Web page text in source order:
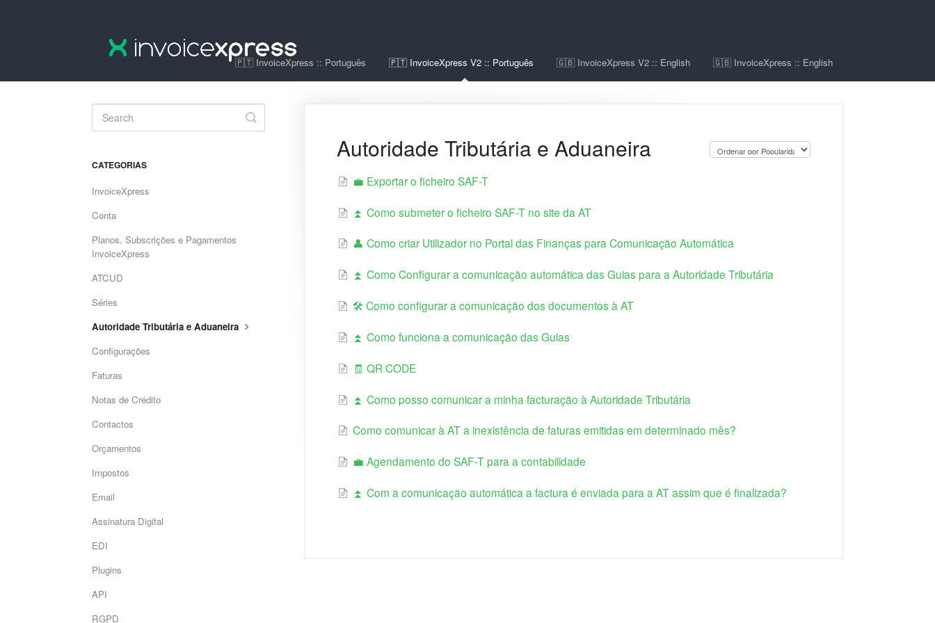
🇵🇹 InvoiceXpress :: Português 🇵🇹 InvoiceXpress V2 :: Português 🇬🇧 InvoiceXpress V2 :: English 🇬🇧 InvoiceXpress :: English
Autoridade Tributária e Aduaneira
💼 Exportar o ficheiro SAF-T
⏫ Como submeter o ficheiro SAF-T no site da AT
👤 Como criar Utilizador no Portal das Finanças para Comunicação Automática
⏫ Como Configurar a comunicação automática das Guias para a Autoridade Tributária
🛠️ Como configurar a comunicação dos documentos à AT
⏫ Como funciona a comunicação das Guias
🧾 QR CODE
⏫ Como posso comunicar a minha facturação à Autoridade Tributária
Como comunicar à AT a inexistência de faturas emitidas em determinado mês?
💼 Agendamento do SAF-T para a contabilidade
⏫ Com a comunicação automática a factura é enviada para a AT assim que é finalizada?
Toggle
Search
CATEGORIAS
InvoiceXpress
Conta
Planos, Subscrições e Pagamentos
InvoiceXpress
ATCUD
Séries
Autoridade Tributária e Aduaneira
Configurações
Faturas
Notas de Crédito
Contactos
Orçamentos
Impostos
Email
Assinatura Digital
EDI
Plugins
API
RGPD